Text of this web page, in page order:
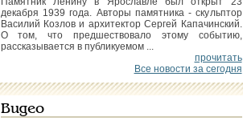
декабря 1939 года. Авторы памятника - скульптор
Василий Козлов и архитектор Сергей Капачинский.
О том, что предшествовало этому событию,
рассказывается в публикуемом ...
прочитать
Все новости за сегодня
Видео